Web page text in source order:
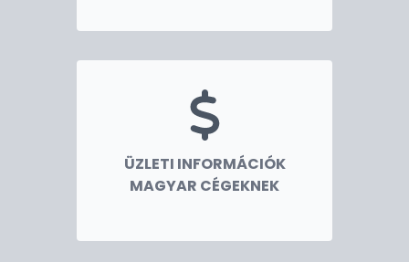
ÜZLETI INFORMÁCIÓK
MAGYAR CÉGEKNEK